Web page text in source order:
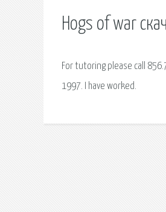
Hogs of war
For tutoring please call
1997. I have worked.